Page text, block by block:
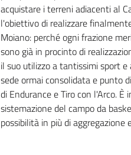
acquistare i terreni adiacenti al
l'obiettivo di realizzare
Moiano: perché ogni frazione
sono già in procinto di
il suo utilizzo a tantissimi sport
sede ormai consolidata e punto
di Endurance e Tiro con l'Arco.
sistemazione del campo da
possibilità in più di aggregazione